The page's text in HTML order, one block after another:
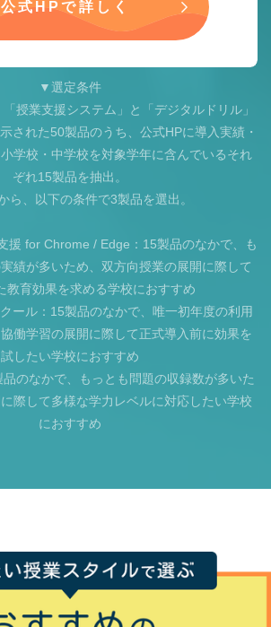
公式HPで詳しく
▼選定条件
授業支援システム」と「デジタルドリル」
された50製品のうち、公式HPに導入実績・
学校・中学校を対象学年に含んでいるそれ
ぞれ15製品を抽出。
ら、以下の条件で3製品を選出。
援 for Chrome / Edge：15製品のなかで、も
績が多いため、双方向授業の展開に際して
教育効果を求める学校におすすめ
ール：15製品のなかで、唯一初年度の利用
働学習の展開に際して正式導入前に効果を
試したい学校におすすめ
品のなかで、もっとも問題の収録数が多いた
際して多様な学力レベルに対応したい学校
におすすめ